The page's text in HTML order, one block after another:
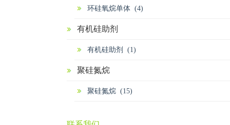
环硅氧烷单体 (4)
有机硅助剂
有机硅助剂 (1)
聚硅氮烷
聚硅氮烷 (15)